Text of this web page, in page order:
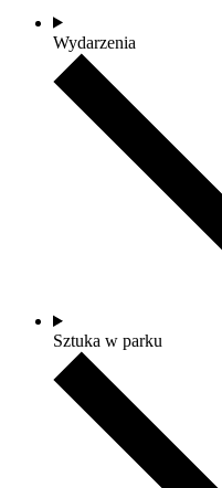
Wydarzenia
Sztuka w parku